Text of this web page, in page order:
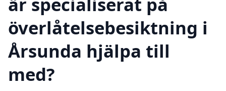
överlåtelsebesiktning i
Årsunda hjälpa till
med?